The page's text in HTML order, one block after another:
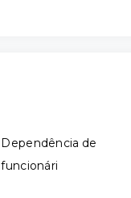
Dependência de
funcionári